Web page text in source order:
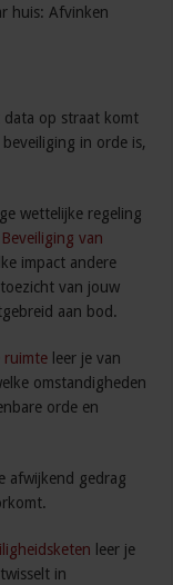
huis: Afvinken
data op straat komt
in orde is,
wettelijke regeling
van
impact andere
van jouw
aan bod.
ruimte leer je van
omstandigheden
orde en
afwijkend gedrag
leer je
in